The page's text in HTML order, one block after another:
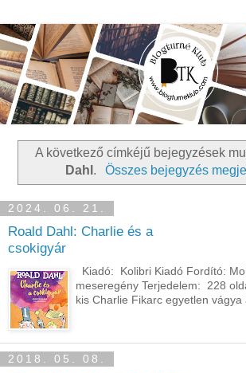
A következő címkéjű bejegyzések
Dahl . Összes bejegyzés
2024. 06. 21.
Roald Dahl: Charlie és a
csokigyár
Kiadó: Kolibri Kiadó Fordító:
meseregény Terjedelem: 228
kis Charlie Fikarc egyetlen vágya
2018. 05. 08.